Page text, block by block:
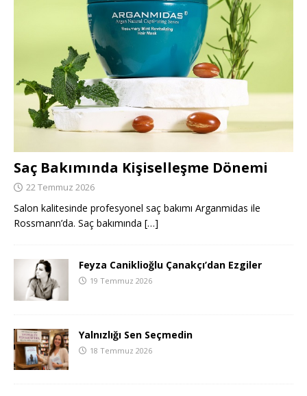
Saç Bakımında Kişiselleşme Dönemi
22 Temmuz 2026
Salon kalitesinde profesyonel saç bakımı Arganmidas ile
Rossmann’da. Saç bakımında […]
Feyza Caniklioğlu Çanakçı’dan Ezgiler
19 Temmuz 2026
Yalnızlığı Sen Seçmedin
18 Temmuz 2026